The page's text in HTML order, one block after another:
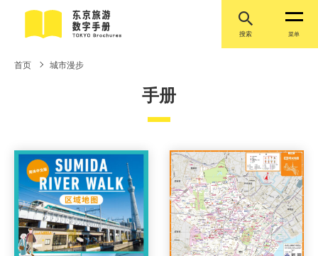
搜索 菜单
首页 城市漫步
手册